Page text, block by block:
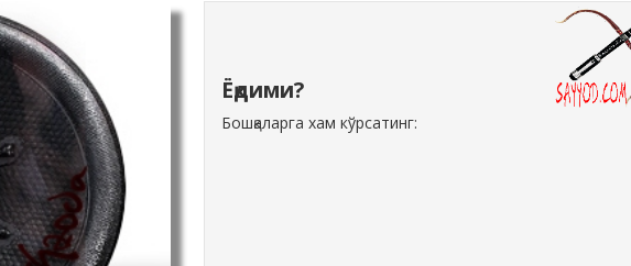
Ёқдими?
Бошқаларга хам кўрсатинг: